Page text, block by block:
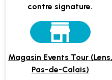
contre signature.
Magasin Events Tour (Lens,
Pas-de-Calais)